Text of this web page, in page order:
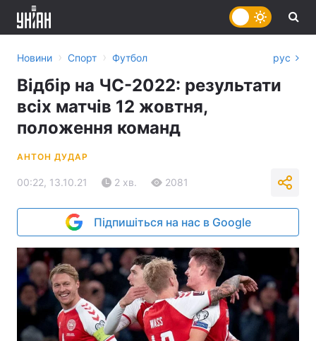
Новини › Спорт › Футбол рус
Відбір на ЧС-2022: результати
всіх матчів 12 жовтня,
положення команд
АНТОН ДУДАР
00:22, 13.10.21 2 хв. 2081
Підпишіться на нас в Google